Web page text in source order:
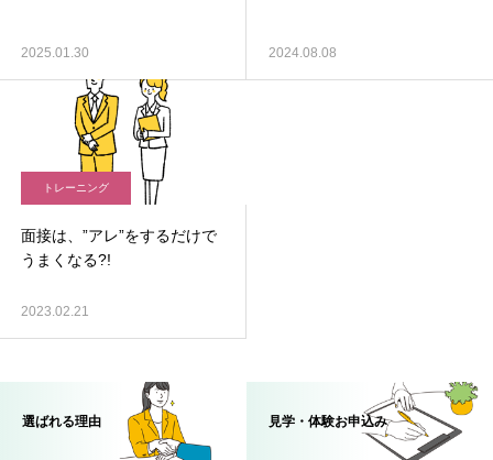
2025.01.30 2024.08.08
トレーニング
面接は、”アレ”をするだけで
うまくなる?!
2023.02.21
選ばれる理由 見学・体験お申込み